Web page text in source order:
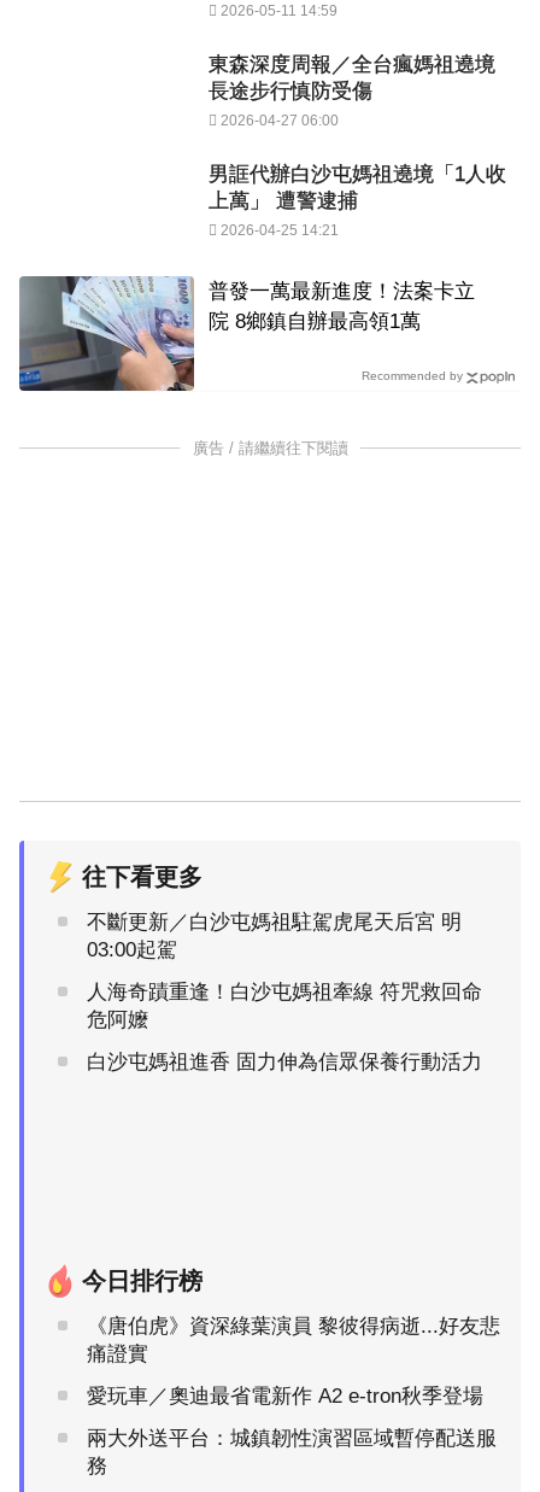
2026-05-11 14:59
東森深度周報／全台瘋媽祖遶境
長途步行慎防受傷
2026-04-27 06:00
男誆代辦白沙屯媽祖遶境「1人收
上萬」 遭警逮捕
2026-04-25 14:21
普發一萬最新進度！法案卡立
院 8鄉鎮自辦最高領1萬
Recommended by
廣告 / 請繼續往下閱讀
往下看更多
不斷更新／白沙屯媽祖駐駕虎尾天后宮 明
03:00起駕
人海奇蹟重逢！白沙屯媽祖牽線 符咒救回命
危阿嬤
白沙屯媽祖進香 固力伸為信眾保養行動活力
今日排行榜
《唐伯虎》資深綠葉演員 黎彼得病逝...好友悲
痛證實
愛玩車／奧迪最省電新作 A2 e-tron秋季登場
兩大外送平台：城鎮韌性演習區域暫停配送服
務